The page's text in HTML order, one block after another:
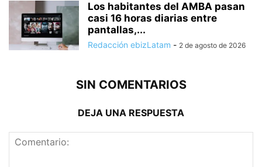
Los habitantes del AMBA pasan
casi 16 horas diarias entre
pantallas,...
Redacción ebizLatam - 2 de agosto de 2026
SIN COMENTARIOS
DEJA UNA RESPUESTA